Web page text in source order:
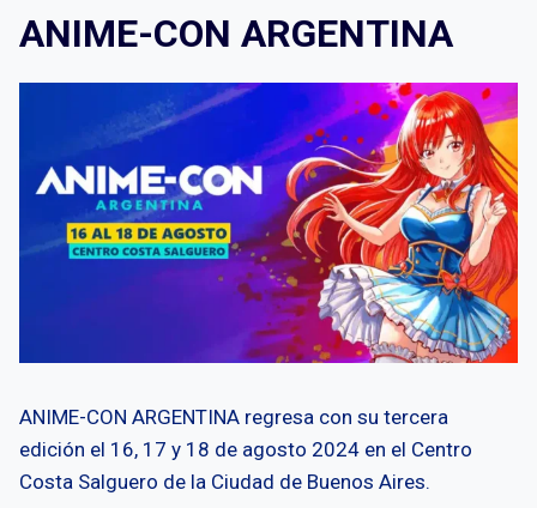
ANIME-CON ARGENTINA
ANIME-CON ARGENTINA regresa con su tercera
edición el 16, 17 y 18 de agosto 2024 en el Centro
Costa Salguero de la Ciudad de Buenos Aires.